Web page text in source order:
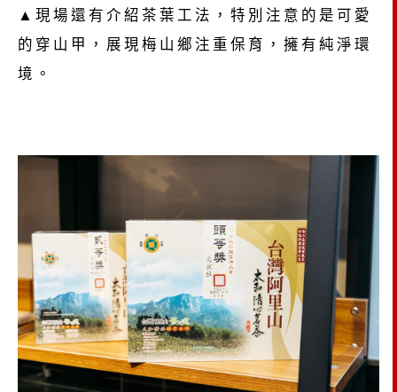
▲現場還有介紹茶葉工法，特別注意的是可愛
的穿山甲，展現梅山鄉注重保育，擁有純淨環
境。